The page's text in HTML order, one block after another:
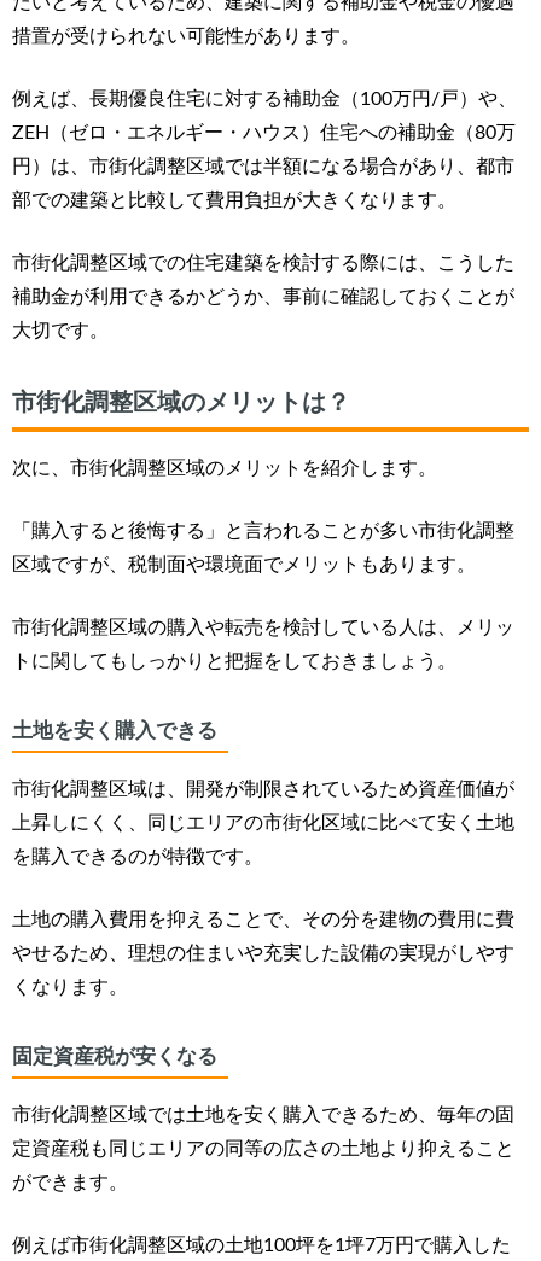
措置が受けられない可能性があります。
例えば、長期優良住宅に対する補助金（100万円/戸）や、
ZEH（ゼロ・エネルギー・ハウス）住宅への補助金（80万
円）は、市街化調整区域では半額になる場合があり、都市
部での建築と比較して費用負担が大きくなります。
市街化調整区域での住宅建築を検討する際には、こうした
補助金が利用できるかどうか、事前に確認しておくことが
大切です。
市街化調整区域のメリットは？
次に、市街化調整区域のメリットを紹介します。
「購入すると後悔する」と言われることが多い市街化調整
区域ですが、 税制面や環境面でメリットもあります。
市街化調整区域の購入や転売を検討している人は、メリッ
トに関してもしっかりと把握をしておきましょう。
土地を安く購入できる
市街化調整区域は、開発が制限されているため資産価値が
上昇しにくく、
同じエリアの市街化区域に比べて安く土地
を購入できるのが特徴です。
土地の購入費用を抑えることで、その分を建物の費用に費
やせるため、理想の住まいや充実した設備の実現がしやす
くなります。
固定資産税が安くなる
市街化調整区域では土地を安く購入できるため、 毎年の固
定資産税も同じエリアの同等の広さの土地より抑えること
ができます。
例えば市街化調整区域の土地100坪を1坪7万円で購入した